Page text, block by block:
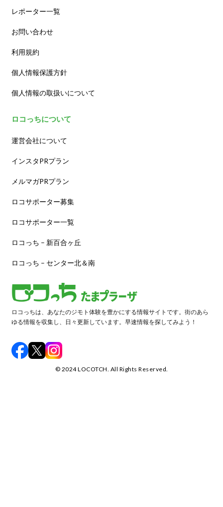
レポーター一覧
お問い合わせ
利用規約
個人情報保護方針
個人情報の取扱いについて
ロコっちについて
運営会社について
インスタPRプラン
メルマガPRプラン
ロコサポーター募集
ロコサポーター一覧
ロコっち – 新百合ヶ丘
ロコっち – センター北＆南
ロコっちは、あなたのジモト体験を豊かにする情報サイトです。街のあら
ゆる情報を収集し、日々更新しています。早速情報を探してみよう！
©️ 2024 LOCOTCH. All Rights Reserved.